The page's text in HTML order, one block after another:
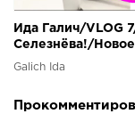
Ида Галич/VLOG
Селезнёва!/
Galich Ida